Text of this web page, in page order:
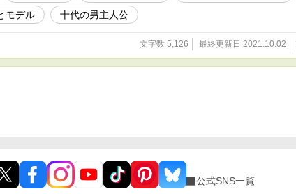
モデル 十代の男主人公
文字数 5,126 最終更新日 2021.10.02
公式SNS一覧